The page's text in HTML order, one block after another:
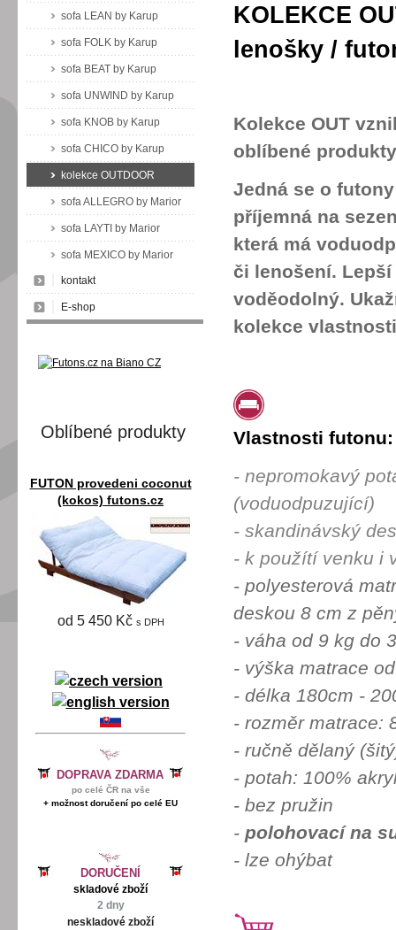
KOLEKCE
lenošky /
Kolekce OUT
oblíbené
Jedná se o
příjemná na
která má
či lenošení.
voděodolný.
kolekce
Vlastnosti futonu:
- nepromokavý
(voduodpuzující)
- skandinávský
- k použítí venku i
- polyesterová
deskou 8 cm z
- váha od 9 kg do
- výška matrace
- délka 180cm -
- rozměr matrace:
- ručně dělaný
- potah: 100%
- bez pružin
- polohovací na
- lze ohýbat
sofa LEAN by Karup
sofa FOLK by Karup
sofa BEAT by Karup
sofa UNWIND by Karup
sofa KNOB by Karup
sofa CHICO by Karup
kolekce OUTDOOR
sofa ALLEGRO by Marior
sofa LAYTI by Marior
sofa MEXICO by Marior
kontakt
E-shop
Oblíbené produkty
FUTON provedeni coconut
(kokos) futons.cz
od 5 450 Kč s DPH
DOPRAVA ZDARMA
po celé ČR na vše
+ možnost doručení po celé EU
DORUČENÍ
skladové zboží
2 dny
neskladové zboží